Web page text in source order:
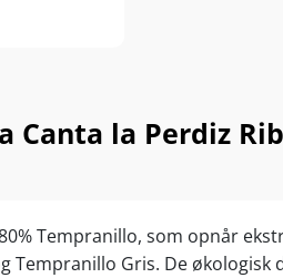
Canta la Perdiz
Tempranillo, som opnår
Tempranillo Gris. De økologisk